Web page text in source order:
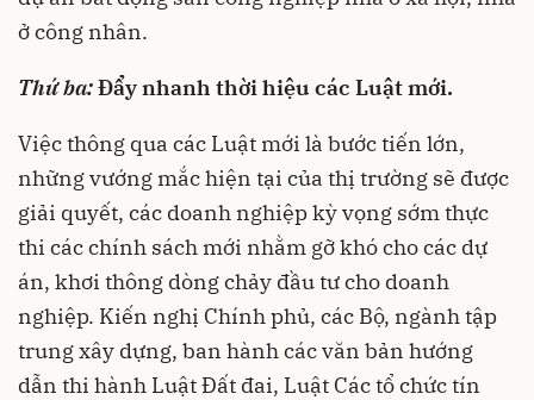
ở công nhân.
Thứ ba:Đẩy nhanh thời hiệu các Luật mới.
Việc thông qua các Luật mới là bước tiến lớn,
những vướng mắc hiện tại của thị trường sẽ được
giải quyết, các doanh nghiệp kỳ vọng sớm thực
thi các chính sách mới nhằm gỡ khó cho các dự
án, khơi thông dòng chảy đầu tư cho doanh
nghiệp. Kiến nghị Chính phủ, các Bộ, ngành tập
trung xây dựng, ban hành các văn bản hướng
dẫn thi hành Luật Đất đai, Luật Các tổ chức tín